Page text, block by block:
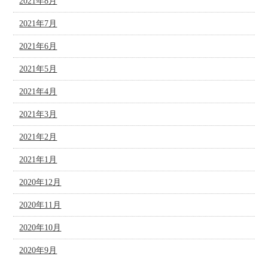
2021年7月
2021年6月
2021年5月
2021年4月
2021年3月
2021年2月
2021年1月
2020年12月
2020年11月
2020年10月
2020年9月